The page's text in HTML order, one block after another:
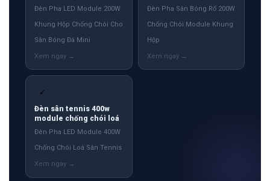
Đèn Pha LED Module 200W
Khung Hộp Chống Chói Cho
Sân Bóng Đá Mini
Đèn Pha Sân Bóng Rổ 200W
Chống Chói Module Khung
Hộp
✓
Đèn sân tennis 400w
module chống chói loá
Đèn Pha LED Module 400W
Chống Chói Loá Sân Tennis